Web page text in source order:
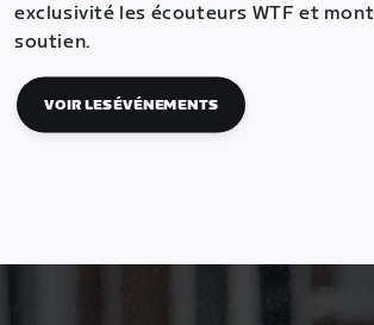
exclusivité les écouteurs WTF et
soutien.
VOIR LES ÉVÉNEMENTS